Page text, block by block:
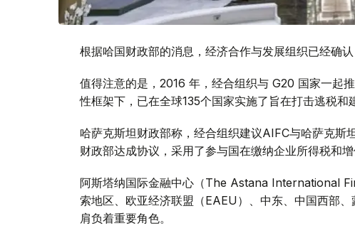
根据哈国财政部的消息，经济合作与发展组织已经确
值得注意的是，2016 年，经合组织与 G20 国家一起
性框架下，已在全球135个国家实施了旨在打击逃税和
哈萨克斯坦财政部称，经合组织建议AIFC与哈萨克
财政部达成协议，采用了参与国在缴纳企业所得税和增
阿斯塔纳国际金融中心（The Astana International
索地区、欧亚经济联盟（EAEU）、中东、中国西部
肩负着重要角色。